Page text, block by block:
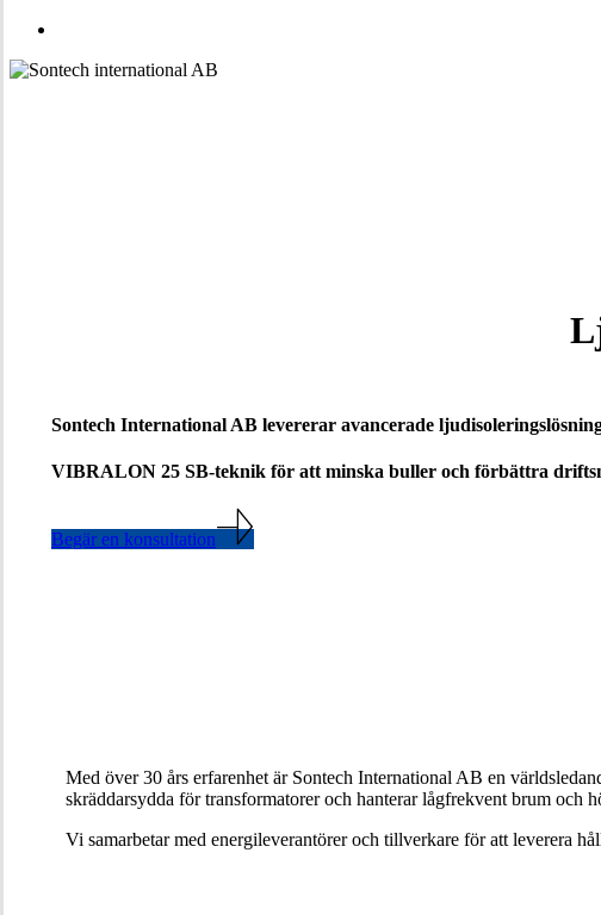
Sontech International AB levererar avancerade
VIBRALON 25 SB-teknik för att minska buller och förbättra
Begär en konsultation
Med över 30 års erfarenhet är Sontech International AB en
skräddarsydda för transformatorer och hanterar lågfrekvent brum
Vi samarbetar med energileverantörer och tillverkare för att leverera